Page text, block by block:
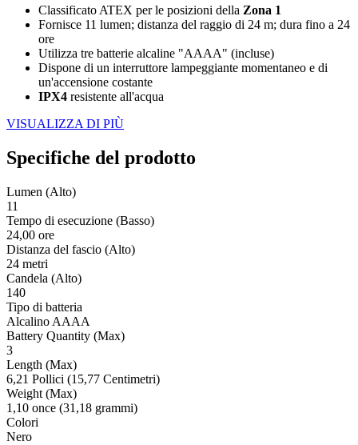
Classificato ATEX per le posizioni della Zona 1
Fornisce 11 lumen; distanza del raggio di 24 m; dura fino a 24
ore
Utilizza tre batterie alcaline "AAAA" (incluse)
Dispone di un interruttore lampeggiante momentaneo e di
un'accensione costante
IPX4 resistente all'acqua
VISUALIZZA DI PIÙ
Specifiche del prodotto
Lumen (Alto)
11
Tempo di esecuzione (Basso)
24,00 ore
Distanza del fascio (Alto)
24 metri
Candela (Alto)
140
Tipo di batteria
Alcalino AAAA
Battery Quantity (Max)
3
Length (Max)
6,21 Pollici (15,77 Centimetri)
Weight (Max)
1,10 once (31,18 grammi)
Colori
Nero